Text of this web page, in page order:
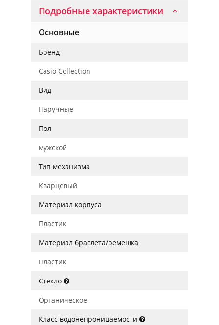
Подробные характеристики
Основные
Бренд
Casio Collection
Вид
Наручные
Пол
мужской
Тип механизма
Кварцевый
Материал корпуса
Пластик
Материал браслета/ремешка
Пластик
Стекло
Органическое
Класс водонепроницаемости